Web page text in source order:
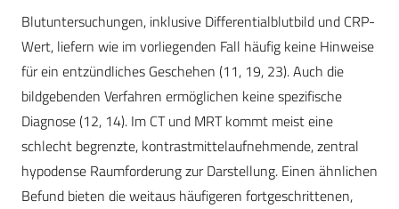
Blutuntersuchungen, inklusive Differentialblutbild und CRP-
Wert, liefern wie im vorliegenden Fall häufig keine Hinweise
für ein entzündliches Geschehen (11, 19, 23). Auch die
bildgebenden Verfahren ermöglichen keine spezifische
Diagnose (12, 14). Im CT und MRT kommt meist eine
schlecht begrenzte, kontrastmittelaufnehmende, zentral
hypodense Raumforderung zur Darstellung. Einen ähnlichen
Befund bieten die weitaus häufigeren fortgeschrittenen,